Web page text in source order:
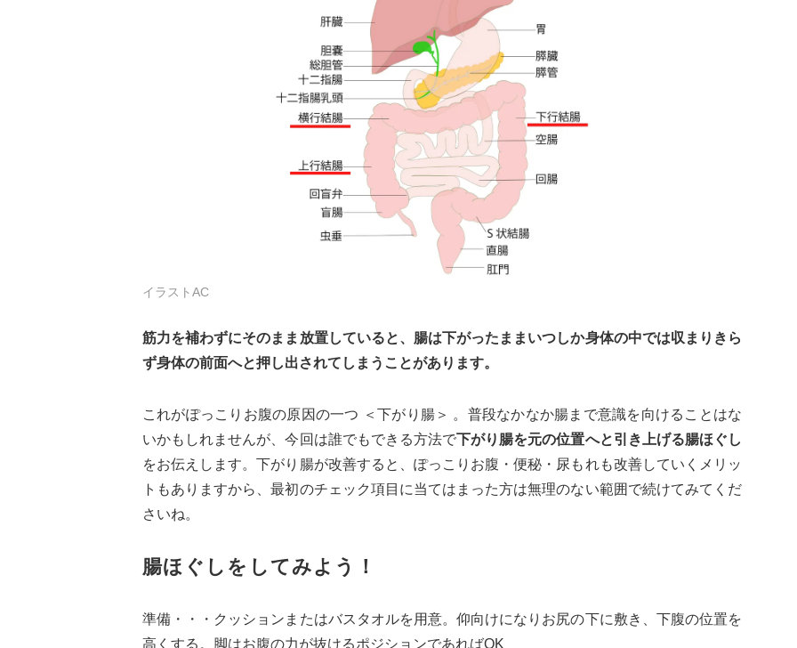
イラストAC
筋力を補わずにそのまま放置していると、腸は下がったままいつしか身体の中では収まりきら
ず身体の前面へと押し出されてしまうことがあります。
これがぽっこりお腹の原因の一つ ＜下がり腸＞ 。普段なかなか腸まで意識を向けることはな
いかもしれませんが、今回は誰でもできる方法で下がり 腸を元の位置へと引き上げる腸ほぐし
をお伝えします。下がり腸が改善すると、ぽっこりお腹・便秘・尿もれも改善していくメリッ
トもありますから、最初のチェック項目に当てはまった方は無理のない範囲で続けてみてくだ
さいね。
腸ほぐしをしてみよう！
準備・・・クッションまたはバスタオルを用意。仰向けになりお尻の下に敷き、下腹の位置を
高くする。脚はお腹の力が抜けるポジションであればOK